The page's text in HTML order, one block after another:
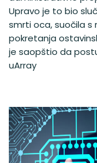
Upravo je to bio
smrti oca, suočila s
pokretanja
je saopštio da
uArray